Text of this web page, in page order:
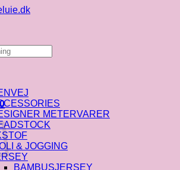
0
METERVARER
& JOGGING
BAMBUSJERSEY